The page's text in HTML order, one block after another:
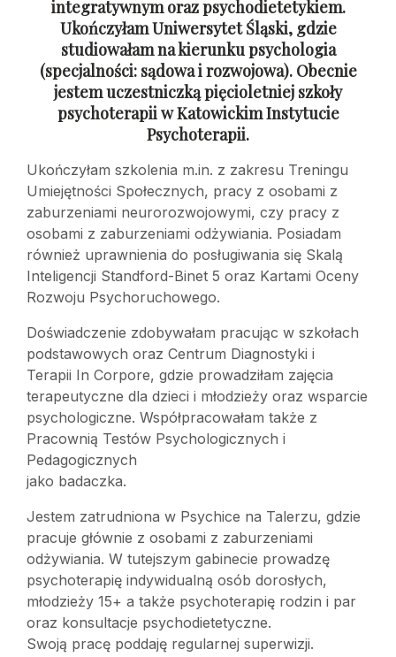
integratywnym oraz psychodietetykiem.
Ukończyłam Uniwersytet Śląski, gdzie
studiowałam na kierunku psychologia
(specjalności: sądowai rozwojowa). Obecnie
jestem uczestniczką pięcioletniej szkoły
psychoterapiiw Katowickim Instytucie
Psychoterapii.
Ukończyłam szkolenia m.in. z zakresu Treningu
Umiejętności Społecznych, pracy z osobami z
zaburzeniami neurorozwojowymi, czy pracy z
osobami z zaburzeniami odżywiania. Posiadam
również uprawnienia do posługiwania się Skalą
Inteligencji Standford-Binet 5 oraz Kartami Oceny
Rozwoju Psychoruchowego.
Doświadczenie zdobywałam pracując w szkołach
podstawowych oraz Centrum Diagnostyki i
Terapii In Corpore, gdzie prowadziłam zajęcia
terapeutyczne dla dzieci i młodzieży oraz wsparcie
psychologiczne. Współpracowałam także z
Pracownią Testów Psychologicznych i
Pedagogicznych
jako badaczka.
Jestem zatrudniona w Psychice na Talerzu, gdzie
pracuje głównie z osobami z zaburzeniami
odżywiania. W tutejszym gabinecie prowadzę
psychoterapię indywidualną osób dorosłych,
młodzieży 15+ a także psychoterapię rodzin i par
oraz konsultacje psychodietetyczne.
Swoją pracę poddaję regularnej superwizji.